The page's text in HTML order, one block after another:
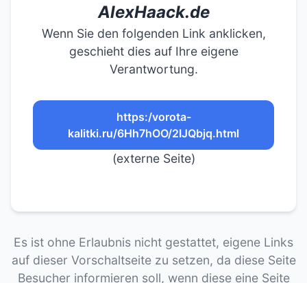
AlexHaack.de
Wenn Sie den folgenden Link anklicken,
geschieht dies auf Ihre eigene
Verantwortung.
https:/vorota-
kalitki.ru/6Hh7hOO/2IJQbjq.html
(externe Seite)
Es ist ohne Erlaubnis nicht gestattet, eigene Links
auf dieser Vorschaltseite zu setzen, da diese Seite
Besucher informieren soll, wenn diese eine Seite